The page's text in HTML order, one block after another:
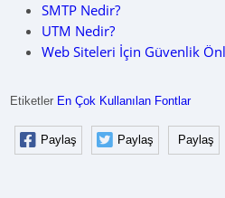
SMTP Nedir?
UTM Nedir?
Web Siteleri İçin Güvenlik
Etiketler En Çok Kullanılan Fontlar
Paylaş Paylaş Paylaş